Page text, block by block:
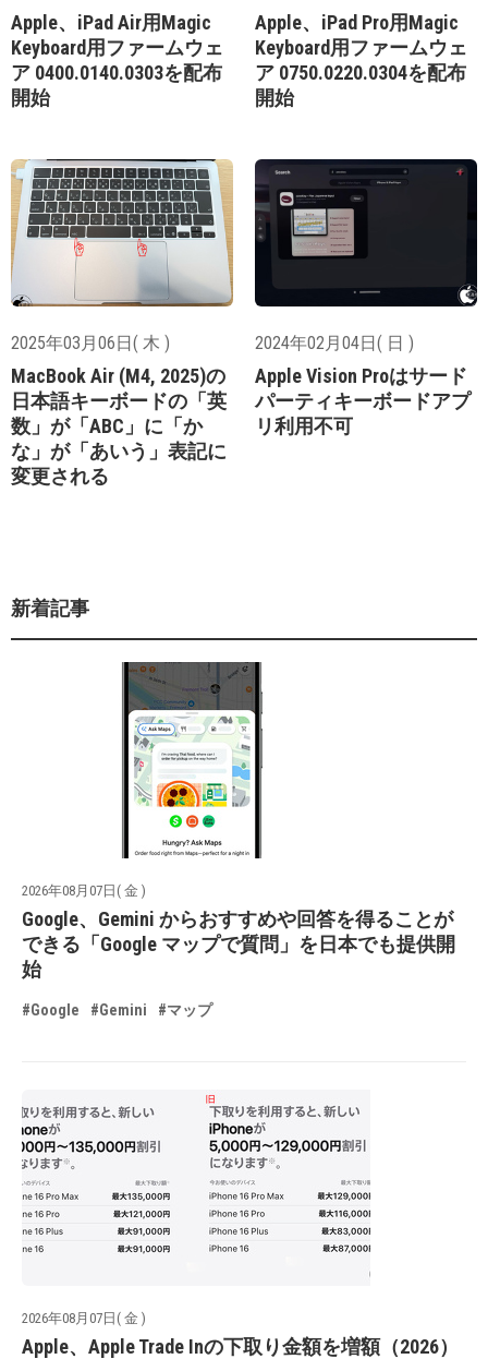
Apple、iPad Air用Magic
Keyboard用ファームウェ
ア 0400.0140.0303を配布
開始
Apple、iPad Pro用Magic
Keyboard用ファームウェ
ア 0750.0220.0304を配布
開始
2025年03月06日( 木 )
MacBook Air (M4, 2025)の
日本語キーボードの「英
数」が「ABC」に「か
な」が「あいう」表記に
変更される
2024年02月04日( 日 )
Apple Vision Proはサード
パーティキーボードアプ
リ利用不可
新着記事
2026年08月07日( 金 )
Google、Gemini からおすすめや回答を得ることが
できる「Google マップで質問」を日本でも提供開
始
#Google #Gemini #マップ
2026年08月07日( 金 )
Apple、Apple Trade Inの下取り金額を増額（2026）